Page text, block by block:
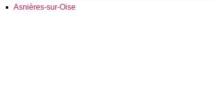
Asnières-sur-Oise